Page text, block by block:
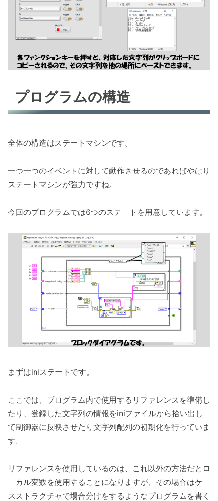
プログラムの構造
全体の構造はステートマシンです。
一つ一つのイベントに対して動作させるのであればやはり
ステートマシンが強力ですね。
今回のプログラムでは6つのステートを用意しています。
まずはiniステートです。
ここでは、プログラム内で使用するリファレンスを準備し
たり、登録した文字列の情報をiniファイルから拾い出し
て制御器に反映させたり文字列配列の初期化を行っていま
す。
リファレンスを使用しているのは、これ以外の方法だとロ
ーカル変数を使用することになりますが、その場合はケー
スストラクチャで場合分けをするようなプログラムを書く